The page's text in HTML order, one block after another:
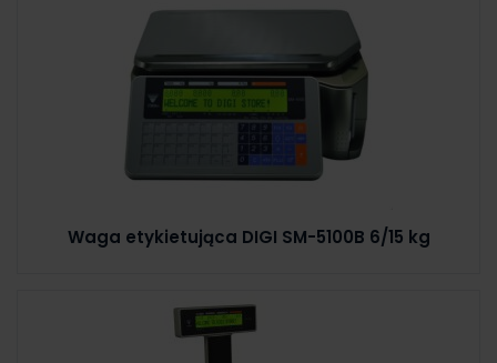
Waga etykietująca DIGI SM-5100B 6/15 kg